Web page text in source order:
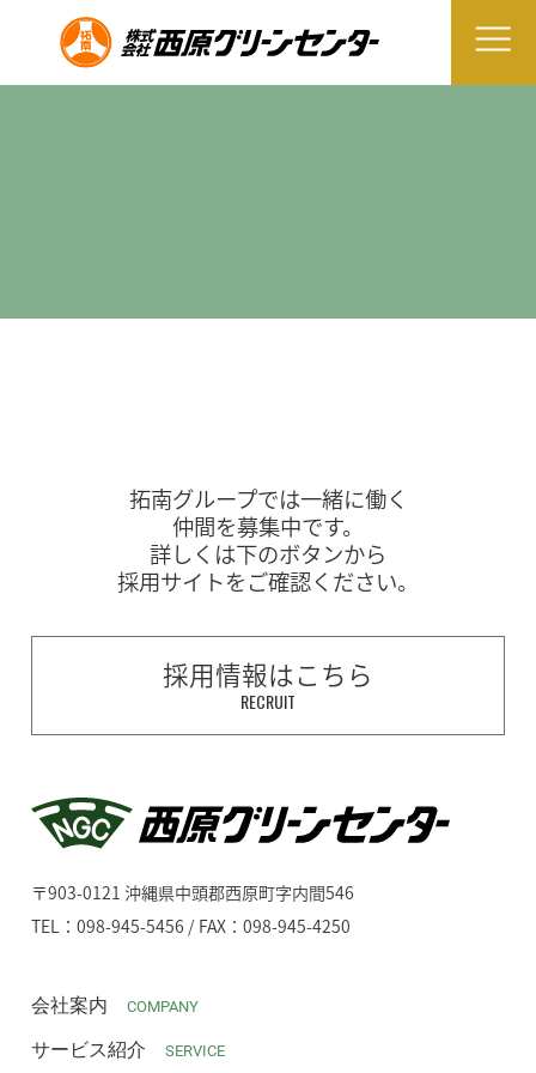
拓南グループでは一緒に働く
仲間を募集中です。
詳しくは下のボタンから
採用サイトをご確認ください。
採用情報はこちら
RECRUIT
〒903-0121 沖縄県中頭郡西原町字内間546
TEL：098-945-5456 / FAX：098-945-4250
会社案内 COMPANY
サービス紹介 SERVICE